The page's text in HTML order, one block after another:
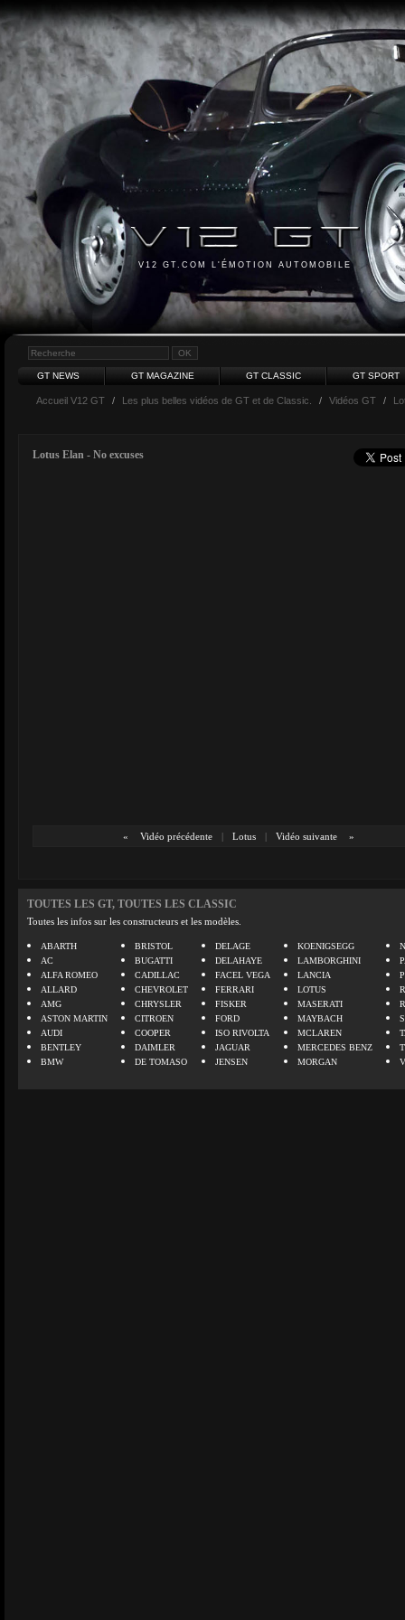
V12 GT.COM L'ÉMOTION AUTOMOBILE
GT NEWS GT MAGAZINE GT CLASSIC GT SPORT
Accueil V12 GT / Les plus belles vidéos de GT et de Classic. / Vidéos GT /
Lotus Elan - No excuses
« Vidéo précédente | Lotus | Vidéo suivante »
TOUTES LES GT, TOUTES LES CLASSIC
Toutes les infos sur les constructeurs et les modèles.
ABARTH
AC
ALFA ROMEO
ALLARD
AMG
ASTON MARTIN
AUDI
BENTLEY
BMW
BRISTOL
BUGATTI
CADILLAC
CHEVROLET
CHRYSLER
CITROEN
COOPER
DAIMLER
DE TOMASO
DELAGE
DELAHAYE
FACEL VEGA
FERRARI
FISKER
FORD
ISO RIVOLTA
JAGUAR
JENSEN
KOENIGSEGG
LAMBORGHINI
LANCIA
LOTUS
MASERATI
MAYBACH
MCLAREN
MERCEDES BENZ
MORGAN